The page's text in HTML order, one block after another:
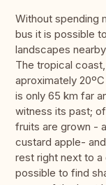
Without spending
bus it is possible
landscapes
The tropical
aproximately
is only 65 km far
witness its past;
fruits are grown -
custard apple-
rest right next to a
possible to find